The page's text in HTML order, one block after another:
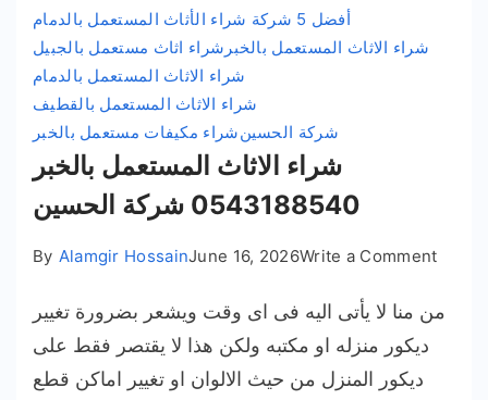
أفضل 5 شركة شراء الأثاث المستعمل بالدمام
شراء اثاث مستعمل بالجبيل شراء الاثاث المستعمل بالخبر
شراء الاثاث المستعمل بالدمام
شراء الاثاث المستعمل بالقطيف
شراء مكيفات مستعمل بالخبرشركة الحسين
شراء الاثاث المستعمل بالخبر
0543188540 شركة الحسين
By Alamgir HossainJune 16, 2026Write a Commenton
الاثاثمن منا لا يأتى اليه فى اى وقت ويشعر بضرورة تغيير
ديكور منزله او مكتبه ولكن هذا لا يقتصر فقط على
ديكور المنزل من حيث الالوان او تغيير اماكن قطع